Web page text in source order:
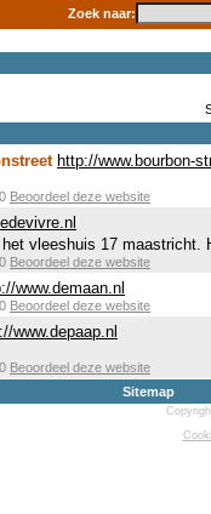
Zoek naar:
http://www.bourbon-
Beoordeel deze website
vleeshuis 17
Beoordeel deze website
www.demaan.nl
Beoordeel deze website
www.depaap.nl
Beoordeel deze website
Sitemap